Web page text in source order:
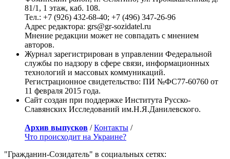
81/1, 1 этаж, каб. 108.
Тел.: +7 (926) 432-68-40; +7 (496) 347-26-96
Адрес редактора: grs@gr-sozidatel.ru
Мнение редакции может не совпадать с мнением
авторов.
Журнал зарегистрирован в управлении Федеральной
службы по надзору в сфере связи, информационных
технологий и массовых коммуникаций.
Регистрационное свидетельство: ПИ №ФС77-60760 от
11 февраля 2015 года.
Сайт создан при поддержке Института Русско-
Славянских Исследований им.Н.Я.Данилевского.
Архив выпусков /Контакты /
Что происходит на Украине?
"Гражданин-Созидатель" в социальных сетях: